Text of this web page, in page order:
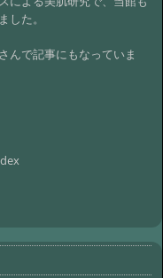
した。
んで記事にもなっていま